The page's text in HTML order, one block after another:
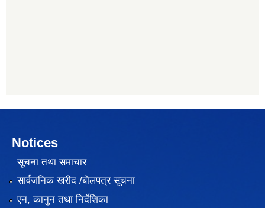
Notices
सूचना तथा समाचार
सार्वजनिक खरीद /बोलपत्र सूचना
एन, कानुन तथा निर्देशिका